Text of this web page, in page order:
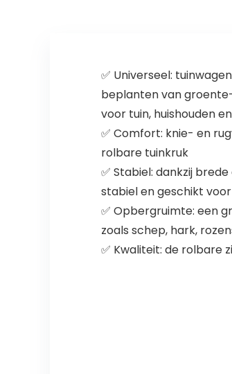
✅ Universeel:
beplanten van
voor tuin, huishouden
✅ Comfort: knie- en
rolbare tuinkruk
✅ Stabiel: dankzij
stabiel en geschikt
✅ Opbergruimte: een
zoals schep, hark,
✅ Kwaliteit: de rolbare